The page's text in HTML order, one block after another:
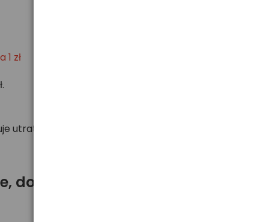
1 zł
utratą przysługujących korzyści.
do pilotów samochodowych)